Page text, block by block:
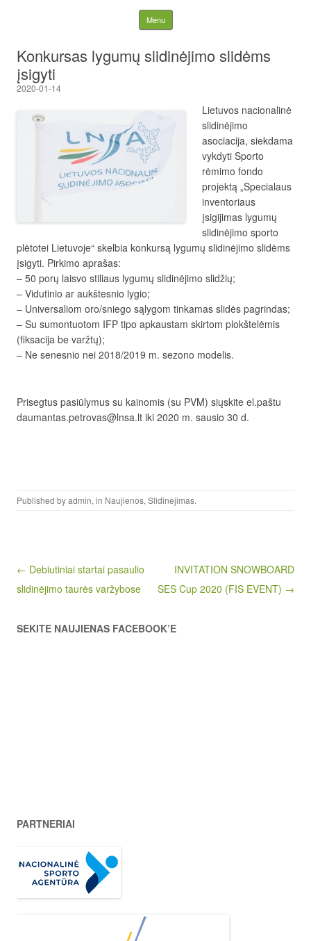
Lietuvos nacionalinė
slidinėjimo asociacija
Menu Skip to content
Konkursas lygumų slidinėjimo slidėms
įsigyti
2020-01-14
Lietuvos nacionalinė
slidinėjimo
asociacija, siekdama
vykdyti Sporto
rėmimo fondo
projektą „Specialaus
inventoriaus
įsigijimas lygumų
slidinėjimo sporto
plėtotei Lietuvoje“ skelbia konkursą lygumų slidinėjimo slidėms
įsigyti. Pirkimo aprašas:
– 50 porų laisvo stiliaus lygumų slidinėjimo slidžių;
– Vidutinio ar aukštesnio lygio;
– Universaliom oro/sniego sąlygom tinkamas slidės pagrindas;
– Su sumontuotom IFP tipo apkaustam skirtom plokštelėmis
(fiksacija be varžtų);
– Ne senesnio nei 2018/2019 m. sezono modelis.
Prisegtus pasiūlymus su kainomis (su PVM) siųskite el.paštu
daumantas.petrovas@lnsa.lt iki 2020 m. sausio 30 d.
Published byadmin, in Naujienos, Slidinėjimas.
Post navigation
← Debiutiniai startai pasaulio
slidinėjimo taurės varžybose
INVITATION SNOWBOARD
SES Cup 2020 (FIS EVENT) →
SEKITE NAUJIENAS FACEBOOK’E
PARTNERIAI